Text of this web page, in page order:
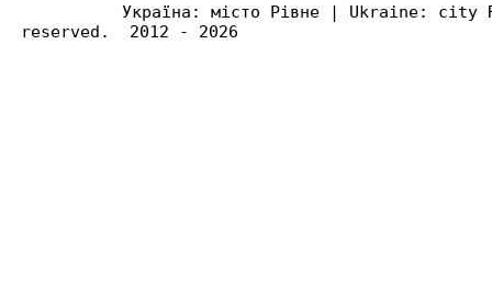
Україна: місто Рівне | Ukraine:
reserved. 2012 - 2026